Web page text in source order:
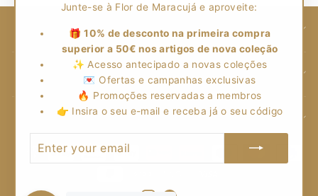
Junte-se à Flor de Maracujá e aproveite:
🎁10% de desconto na primeira compra
superior a 50€ nos artigos de nova coleção
✨ Acesso antecipado a novas coleções
💌 Ofertas e campanhas exclusivas
🔥 Promoções reservadas a membros
👉 Insira o seu e-mail e receba já o seu código
YOUR
EMAIL
AJUDA
FLOR DE MARACUJÁ
NEWSLETTER